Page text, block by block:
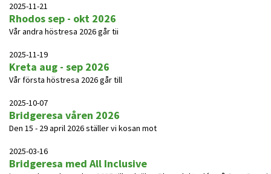
2025-11-21
Rhodos sep - okt 2026
Vår andra höstresa 2026 går tii
2025-11-19
Kreta aug - sep 2026
Vår första höstresa 2026 går till
2025-10-07
Bridgeresa våren 2026
Den 15 - 29 april 2026 ställer vi kosan mot
2025-03-16
Bridgeresa med All Inclusive